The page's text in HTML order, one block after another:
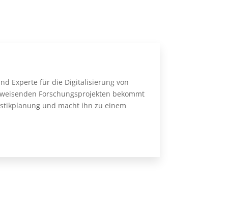
Experte für die Digitalisierung von
Forschungsprojekten bekommt
und macht ihn zu einem